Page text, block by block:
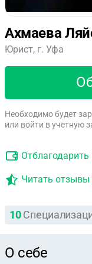
Ахмаева
Юрист, г. Уфа
Необходимо будет
или войти в учетную
Читать отзывы
10
О себе